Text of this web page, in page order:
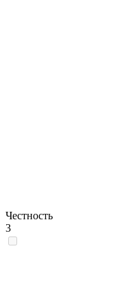
Честность
3